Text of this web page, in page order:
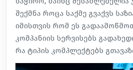
შექმნა როცა საქმე გვაქვს
იმისთვის რომ ეს
კომპანიის სერვისებს
რა ტიპის კომპლექტებს